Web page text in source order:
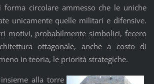
forma circolare ammesso che le uniche
unicamente quelle militari e difensive.
motivi, probabilmente simbolici, fecero
ottagonale, anche a costo di
in teoria, le priorità strategiche.
alla torre